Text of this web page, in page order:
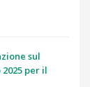
sul
per il